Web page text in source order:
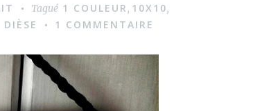
Tagué 1 COULEUR, 10X10,
1 COMMENTAIRE